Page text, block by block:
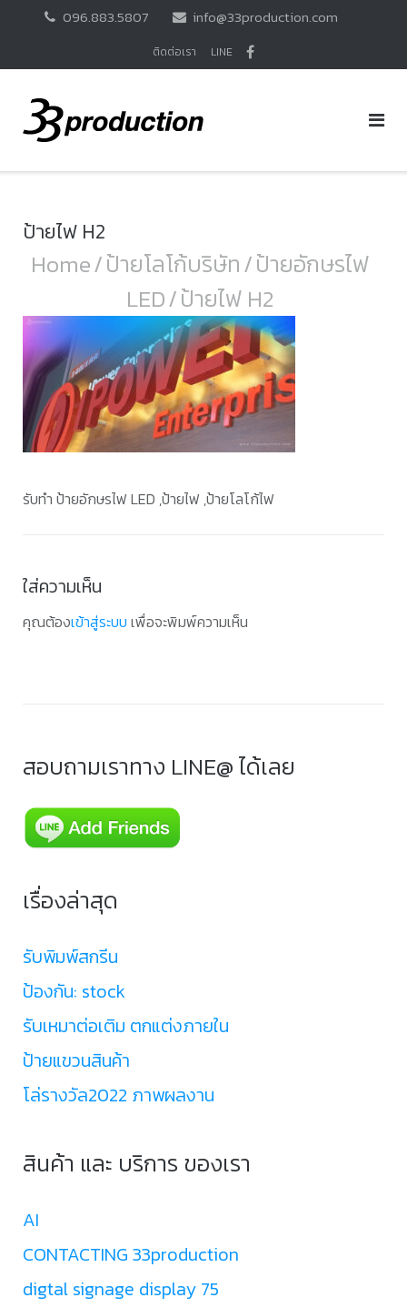
096.883.5807 info@33production.com
ติดต่อเรา LINE
ป้ายไฟ H2
Home/ป้ายโลโก้บริษัท/ป้ายอักษรไฟ
LED/ป้ายไฟ H2
รับทำ ป้ายอักษรไฟ LED ,ป้ายไฟ ,ป้ายโลโก้ไฟ
ใส่ความเห็น
คุณต้องเข้าสู่ระบบ เพื่อจะพิมพ์ความเห็น
สอบถามเราทาง LINE@ ได้เลย
เรื่องล่าสุด
รับพิมพ์สกรีน
ป้องกัน: stock
รับเหมาต่อเติม ตกแต่งภายใน
ป้ายแขวนสินค้า
โล่รางวัล2022 ภาพผลงาน
สินค้า และ บริการ ของเรา
AI
CONTACTING 33production
digtal signage display 75